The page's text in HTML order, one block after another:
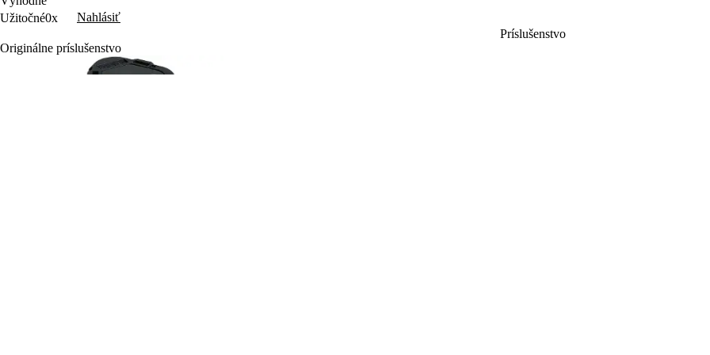
Užitočné0x
Nahlásiť
Príslušenstvo
Originálne príslušenstvo